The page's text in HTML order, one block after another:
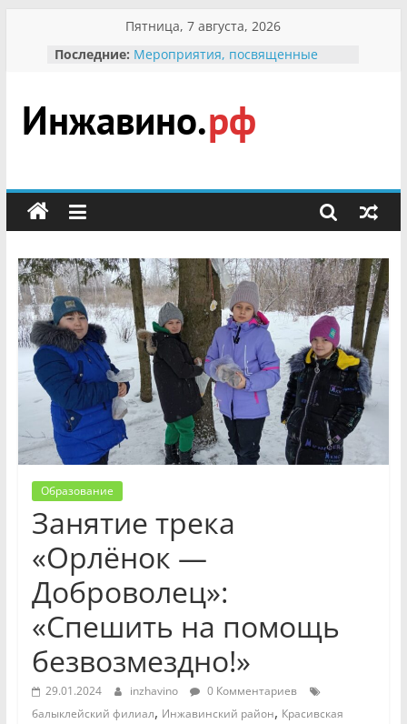
содержимому
Пятница, 7 августа, 2026
Последние: Мероприятия, посвященные
гражданин Инжавинского округа»
участнице Великой
Отечественной, фронтовичке
Безопасность в сети Интернет
мероприятии «Сохраним
первоцветы!»
В вольере Воронинского
заповедника родились крапчатые
суслики
Инжавино.рф
сельский
портал
Образование
Занятие трека
«Орлёнок —
Доброволец»:
«Спешить на помощь
безвозмездно!»
29.01.2024 inzhavino
0 Комментариев
балыклейский филиал, Инжавинский район, Красивская